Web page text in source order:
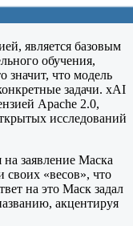
является базовым
обучения,
значит, что модель
задачи. xAI
Apache 2.0,
исследований
заявление Маска
«весов», что
на это Маск задал
акцентируя